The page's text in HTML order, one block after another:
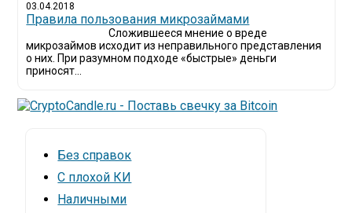
03.04.2018
​Правила пользования микрозаймами
Сложившееся мнение о вреде
микрозаймов исходит из неправильного представления
о них. При разумном подходе «быстрые» деньги
приносят...
Без справок
С плохой КИ
Наличными